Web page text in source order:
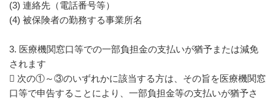
(3) 連絡先（電話番号等）
(4) 被保険者の勤務する事業所名
3. 医療機関窓口等での一部負担金の支払いが猶予または減免
されます
 次の①～③のいずれかに該当する方は、その旨を医療機関窓
口等で申告することにより、一部負担金等の支払いが猶予さ